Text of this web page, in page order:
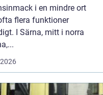
i en mindre ort
flera funktioner
I Särna, mitt i norra